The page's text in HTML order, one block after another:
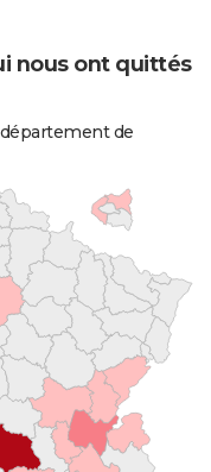
nous ont quittés
de